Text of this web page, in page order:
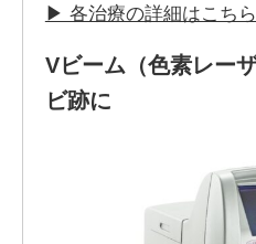
▶ 各治療の詳細はこち
Vビーム（色素レー
ビ跡に